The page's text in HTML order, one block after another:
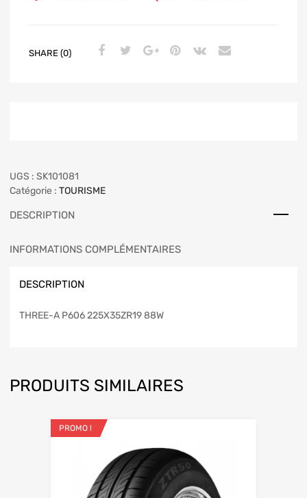
SHARE (0)
UGS : SK101081
Catégorie : TOURISME
DESCRIPTION
INFORMATIONS COMPLÉMENTAIRES
DESCRIPTION
THREE-A P606 225X35ZR19 88W
PRODUITS SIMILAIRES
PROMO !